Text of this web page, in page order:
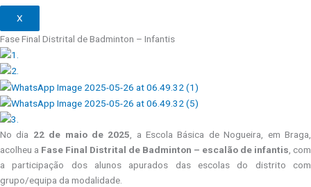
X
Fase Final Distrital de Badminton – Infantis
No dia 22 de maio de 2025, a Escola Básica de Nogueira, em Braga,
acolheu a Fase Final Distrital de Badminton – escalão de infantis, com
a participação dos alunos apurados das escolas do distrito com
grupo/equipa da modalidade.